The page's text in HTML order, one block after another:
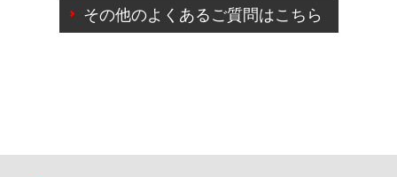
ご来店予約日の3営業日前を過ぎている場合のご予約
の日時変更につきましては、直接ご予約の店舗まで
その他のよくあるご質問はこちら